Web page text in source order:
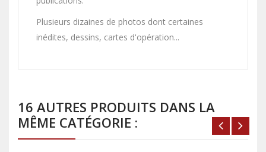
Plusieurs dizaines de photos dont certaines
inédites, dessins, cartes d'opération...
16 AUTRES PRODUITS DANS LA
MÊME CATÉGORIE :